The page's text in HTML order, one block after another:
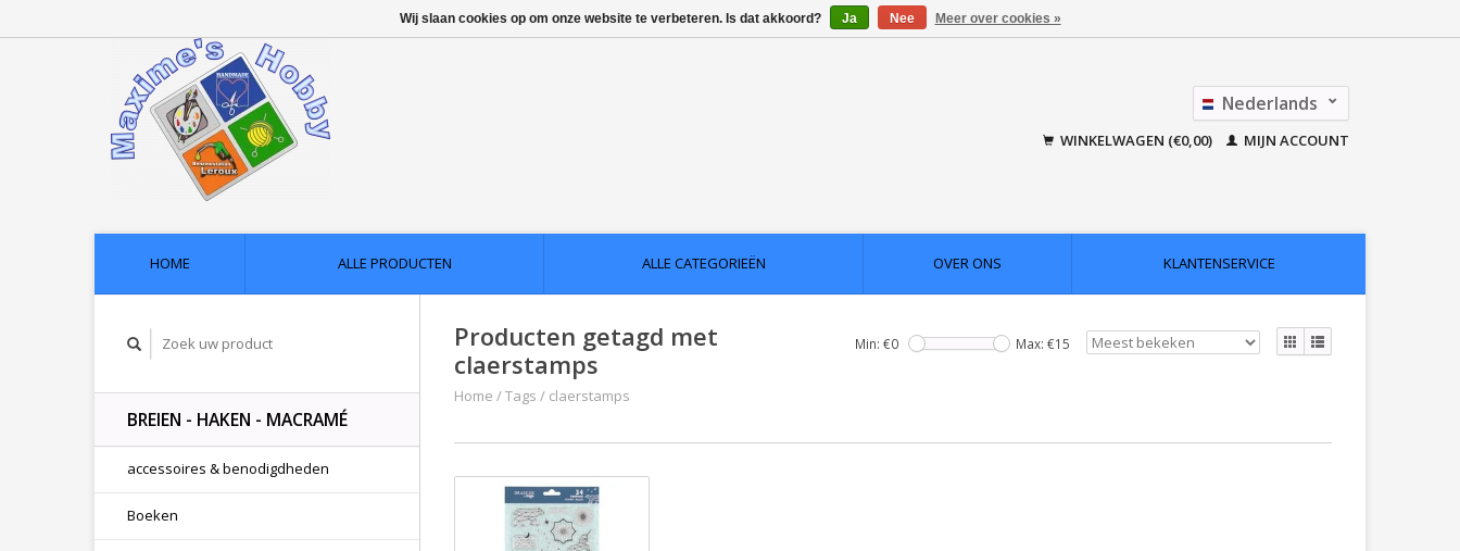
Nederlands
Français
WINKELWAGEN (€0,00) MIJN ACCOUNT
HOME ALLE PRODUCTEN ALLE CATEGORIEËN OVER ONS KLANTENSERVICE
BREIEN - HAKEN - MACRAMÉ
accessoires & benodigdheden
Boeken
Producten getagd met
claerstamps
Home /Tags / claerstamps
Min: €0 Max: €15
Wij slaan cookies op om onze website te verbeteren. Is dat akkoord? Ja Nee Meer over cookies »